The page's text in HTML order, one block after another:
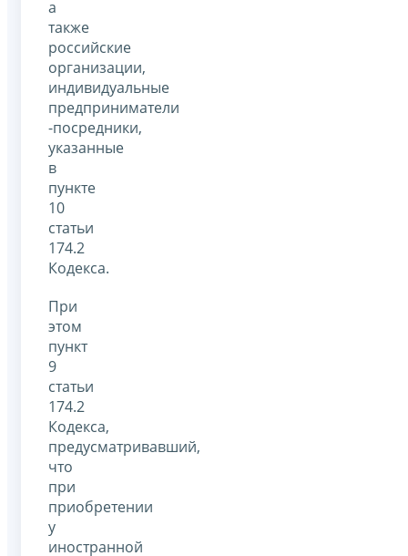
а
также
российские
организации,
индивидуальные
предприниматели
-посредники,
указанные
в
пункте
10
статьи
174.2
Кодекса.
При
этом
пункт
9
статьи
174.2
Кодекса,
предусматривавший,
что
при
приобретении
у
иностранной